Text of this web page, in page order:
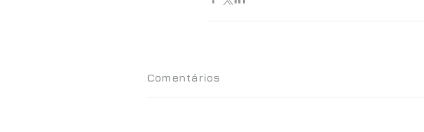
Comentários